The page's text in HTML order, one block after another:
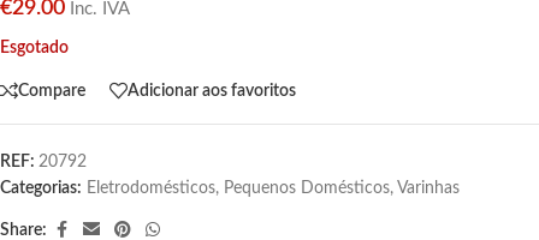
€29.00 Inc. IVA
Esgotado
Compare Adicionar aos favoritos
REF: 20792
Categorias: Eletrodomésticos, Pequenos Domésticos, Varinhas
Share: